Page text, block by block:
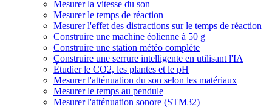
Mesurer la vitesse du son
Mesurer le temps de réaction
Mesurer l'effet des distractions sur le temps de réaction
Construire une machine éolienne à 50 g
Construire une station météo complète
Construire une serrure intelligente en utilisant l'IA
Étudier le CO2, les plantes et le pH
Mesurer l'atténuation du son selon les matériaux
Mesurer le temps au pendule
Mesurer l'atténuation sonore (STM32)